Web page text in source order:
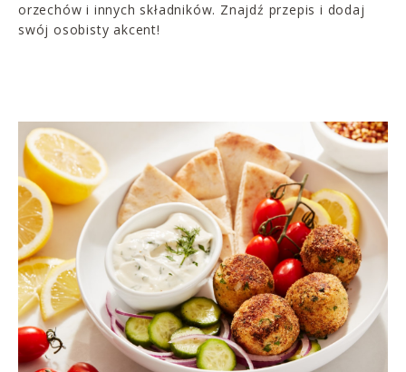
orzechów i innych składników. Znajdź przepis i dodaj
swój osobisty akcent!